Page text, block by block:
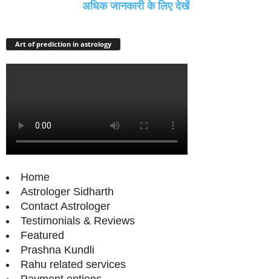
अधिक जानकारी के लिए देखें
Art of prediction in astrology
Home
Astrologer Sidharth
Contact Astrologer
Testimonials & Reviews
Featured
Prashna Kundli
Rahu related services